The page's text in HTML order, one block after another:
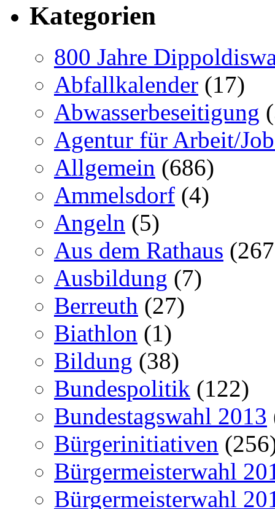
Kategorien
800 Jahre
Abfallkalender (17)
Abwasserbeseitigung
Agentur für Arbeit/
Allgemein (686)
Ammelsdorf (4)
Angeln (5)
Aus dem Rathaus
Ausbildung (7)
Berreuth (27)
Biathlon (1)
Bildung (38)
Bundespolitik (122)
Bundestagswahl 2013
Bürgerinitiativen
Bürgermeisterwahl
Bürgermeisterwahl